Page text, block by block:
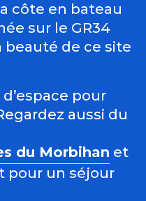
côte en bateau
sur le GR34
de ce site
pour
aussi du
du Morbihan et
pour un séjour